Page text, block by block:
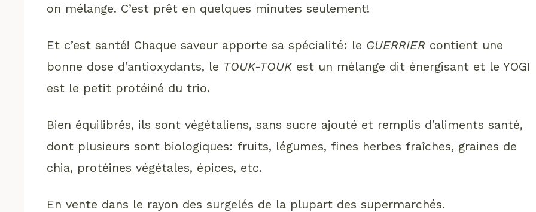
on mélange. C’est prêt en quelques minutes seulement!
Et c’est santé! Chaque saveur apporte sa spécialité: le GUERRIER contient une
bonne dose d’antioxydants, le TOUK-TOUKest un mélange dit énergisant et le YOGI
est le petit protéiné du trio.
Bien équilibrés, ils sont végétaliens, sans sucre ajouté et remplis d’aliments santé,
dont plusieurs sont biologiques: fruits, légumes, fines herbes fraîches, graines de
chia, protéines végétales, épices, etc.
En vente dans le rayon des surgelés de la plupart des supermarchés.